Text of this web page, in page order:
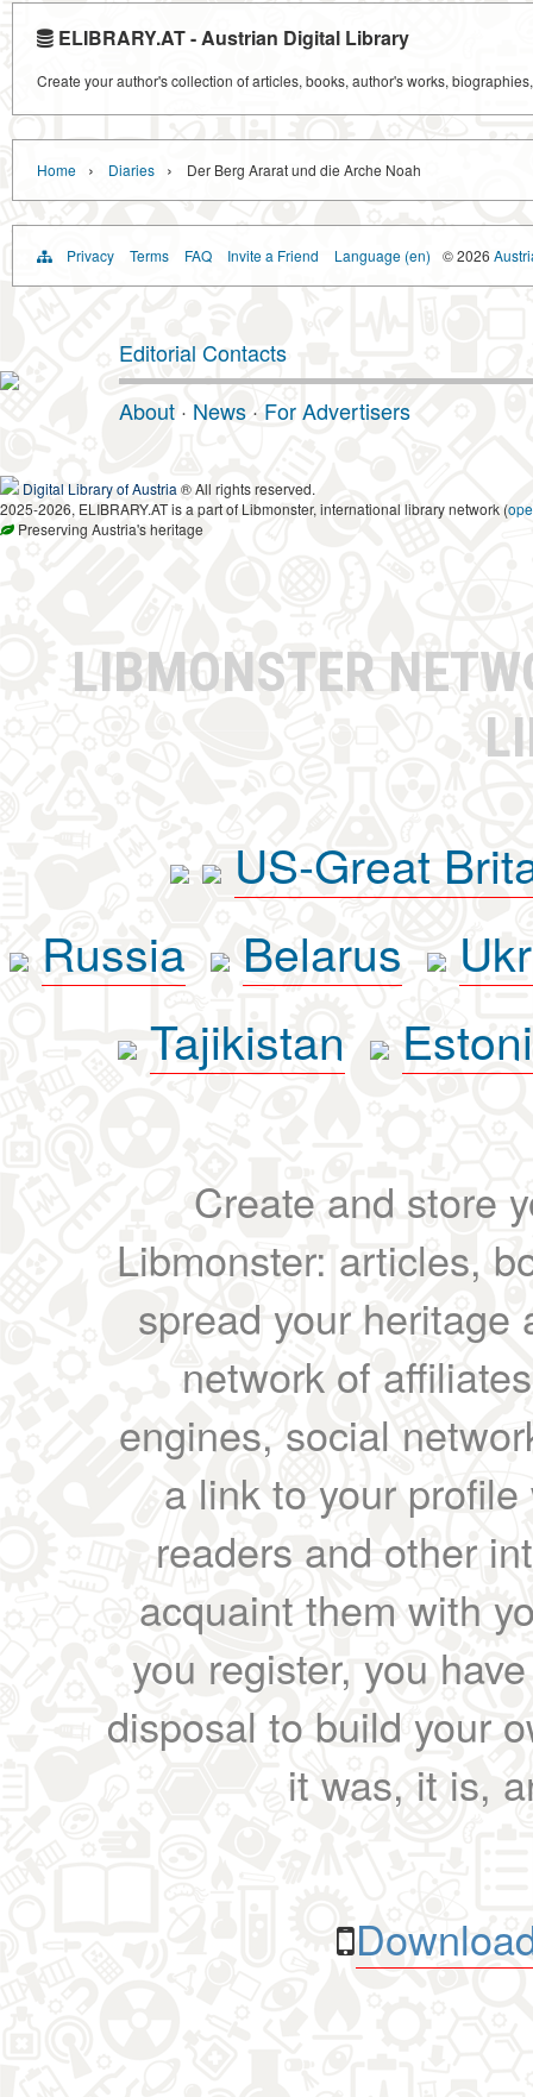
ELIBRARY.AT - Austrian Digital Library
Create your author's collection of articles, books, author's works,
Home › Diaries › Der Berg Ararat und die Arche Noah
Privacy Terms FAQ Invite a Friend Language (en) © 2026
Editorial Contacts
About · News · For Advertisers
Digital Library of Austria ® All rights reserved.
2025-2026, ELIBRARY.AT is a part of Libmonster, international library network (
Preserving Austria's heritage
LIBMONSTER
US-Great
Russia
Belarus
Tajikistan
Create and store
Libmonster: articles,
spread your heritage
network of
engines, social
a link to your
readers and other
acquaint them with
you register, you
disposal to build your
it was, it is,